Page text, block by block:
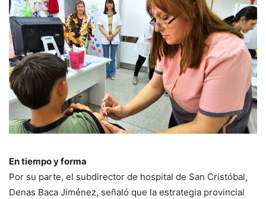
En tiempo y forma
Por su parte, el subdirector de hospital de San Cristóbal,
Denas Baca Jiménez, señaló que la estrategia provincial